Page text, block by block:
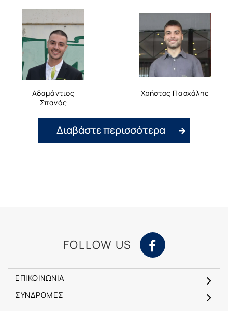
Αδαμάντιος
Σπανός
Χρήστος Πασχάλης
Διαβάστε περισσότερα
FOLLOW US
ΕΠΙΚΟΙΝΩΝΙΑ
ΣΥΝΔΡΟΜΕΣ